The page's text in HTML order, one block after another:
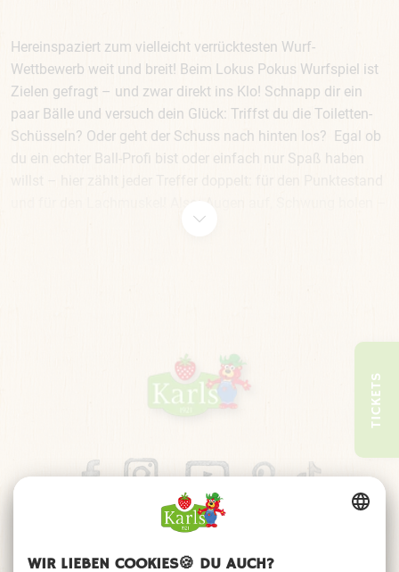
Hereinspaziert zum vielleicht verrücktesten Wurf-
Wettbewerb weit und breit! Beim Lokus Pokus Wurfspiel ist
Zielen gefragt – und zwar direkt ins Klo! Schnapp dir ein
paar Bälle und versuch dein Glück: Triffst du die Toiletten-
Schüsseln? Oder geht der Schuss nach hinten los? Egal ob
du ein echter Ball-Profi bist oder einfach nur Spaß haben
und ab mit dem Ball ins stille Örtchen!
TICKETS